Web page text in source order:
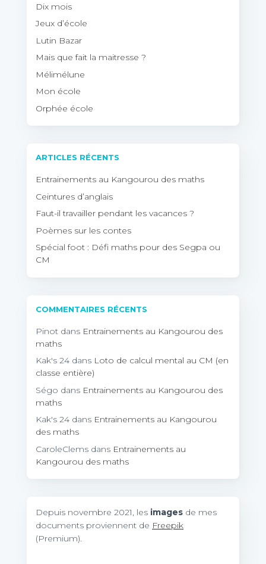
Dix mois
Jeux d’école
Lutin Bazar
Mais que fait la maitresse ?
Mélimélune
Mon école
Orphée école
ARTICLES RÉCENTS
Entrainements au Kangourou des maths
Ceintures d’anglais
Faut-il travailler pendant les vacances ?
Poèmes sur les contes
Spécial foot : Défi maths pour des Segpa ou
CM
COMMENTAIRES RÉCENTS
Pinot dans Entrainements au Kangourou des
maths
Kak's 24 dans Loto de calcul mental au CM (en
classe entière)
Ségo dans Entrainements au Kangourou des
maths
Kak's 24 dans Entrainements au Kangourou
des maths
CaroleClems dans Entrainements au
Kangourou des maths
Depuis novembre 2021, les images de mes
documents proviennent de Freepik
(Premium).